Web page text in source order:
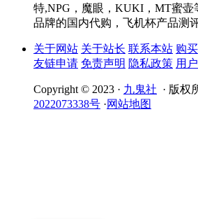
特,NPG，魔眼，KUKI，MT蜜壶
品牌的国内代购，飞机杯产品测
关于网站 关于站长 联系本站 购
友链申请 免责声明 隐私政策 用
Copyright © 2023 · 九鬼社 · 版权
2022073338号 ·网站地图